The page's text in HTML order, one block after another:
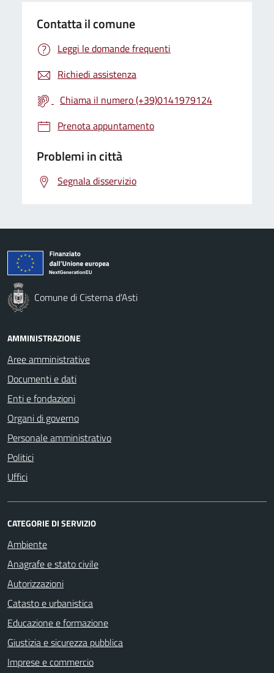
Contatta il comune
Leggi le domande frequenti
Richiedi assistenza
Chiama il numero (+39)0141979124
Prenota appuntamento
Problemi in città
Segnala disservizio
Comune di Cisterna d'Asti
AMMINISTRAZIONE
Aree amministrative
Documenti e dati
Enti e fondazioni
Organi di governo
Personale amministrativo
Politici
Uffici
CATEGORIE DI SERVIZIO
Ambiente
Anagrafe e stato civile
Autorizzazioni
Catasto e urbanistica
Educazione e formazione
Giustizia e sicurezza pubblica
Imprese e commercio